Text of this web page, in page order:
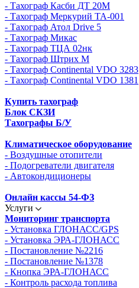
- Тахограф Касби ДТ 20М
- Тахограф Меркурий ТА-001
- Тахограф Атол Drive 5
- Тахограф Микас
- Тахограф ТЦА 02нк
- Тахограф Штрих М
- Тахограф Continental VDO 3283
- Тахограф Continental VDO 1381
Купить тахограф
Блок СКЗИ
Тахографы Б/У
Климатическое оборудование
- Воздушные отопители
- Подогреватели двигателя
- Автокондиционеры
Онлайн кассы 54-ФЗ
Услуги
Мониторинг транспорта
- Установка ГЛОНАСС/GPS
- Установка ЭРА-ГЛОНАСС
- Постановление №2216
- Постановление №1378
- Кнопка ЭРА-ГЛОНАСС
- Контроль расхода топлива